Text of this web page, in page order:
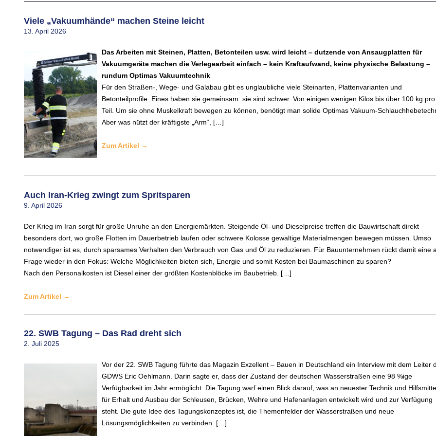
Viele „Vakuumhände“ machen Steine leicht
13. April 2026
Das Arbeiten mit Steinen, Platten, Betonteilen usw. wird leicht – dutzende von Ansaugplatten für
Vakuumgeräte machen die Verlegearbeit einfach – kein Kraftaufwand, keine physische Belastung –
rundum Optimas Vakuumtechnik
Für den Straßen-, Wege- und Galabau gibt es unglaubliche viele Steinarten, Plattenvarianten und
Betonteilprofile. Eines haben sie gemeinsam: sie sind schwer. Von einigen wenigen Kilos bis über 100 kg pro
Teil. Um sie ohne Muskelkraft bewegen zu können, benötigt man solide Optimas Vakuum-
Aber was nützt der kräftigste „Arm“, […]
Zum Artikel →
Auch Iran-Krieg zwingt zum Spritsparen
9. April 2026
Der Krieg im Iran sorgt für große Unruhe an den Energiemärkten. Steigende Öl- und Dieselpreise treffen die Bauwirtschaft direkt –
besonders dort, wo große Flotten im Dauerbetrieb laufen oder schwere Kolosse gewaltige Materialmengen bewegen müssen. Umso
notwendiger ist es, durch sparsames Verhalten den Verbrauch von Gas und Öl zu reduzieren. Für Bauunternehmen rückt damit eine
Frage wieder in den Fokus: Welche Möglichkeiten bieten sich, Energie und somit Kosten bei Baumaschinen zu sparen?
Nach den Personalkosten ist Diesel einer der größten Kostenblöcke im Baubetrieb. […]
Zum Artikel →
22. SWB Tagung – Das Rad dreht sich
2. Juli 2025
Vor der 22. SWB Tagung führte das Magazin Exzellent – Bauen in Deutschland ein Interview mit dem Leiter
GDWS Eric Oehlmann. Darin sagte er, dass der Zustand der deutschen Wasserstraßen eine 98 %ige
Verfügbarkeit im Jahr ermöglicht. Die Tagung warf einen Blick darauf, was an neuester Technik und
für Erhalt und Ausbau der Schleusen, Brücken, Wehre und Hafenanlagen entwickelt wird und zur Verfügung
steht. Die gute Idee des Tagungskonzeptes ist, die Themenfelder der Wasserstraßen und neue
Lösungsmöglichkeiten zu verbinden. […]